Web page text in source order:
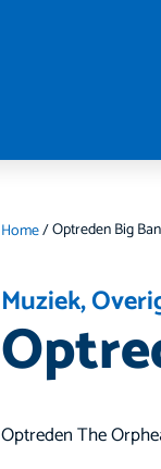
Home/
Muziek,
Optreden The